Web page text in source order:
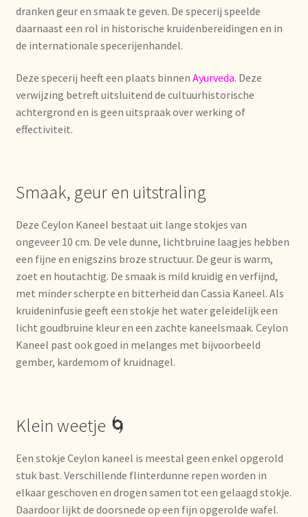
Mentions légales
Mijn Favorieten
Multilingualism
Newsletter
Newsletter
Notre vision du thé
Online shop
Onlineshop
Onze visie op thee
dranken geur en smaak te geven. De specerij speelde
daarnaast een rol in historische kruidenbereidingen en in
de internationale specerijenhandel.
Deze specerij heeft een plaats binnen Ayurveda. Deze
verwijzing betreft uitsluitend de cultuurhistorische
achtergrond en is geen uitspraak over werking of
effectiviteit.
Smaak, geur en uitstraling
Deze Ceylon Kaneel bestaat uit lange stokjes van
ongeveer 10 cm. De vele dunne, lichtbruine laagjes hebben
een fijne en enigszins broze structuur. De geur is warm,
zoet en houtachtig. De smaak is mild kruidig en verfijnd,
met minder scherpte en bitterheid dan Cassia Kaneel. Als
kruideninfusie geeft een stokje het water geleidelijk een
licht goudbruine kleur en een zachte kaneelsmaak. Ceylon
Kaneel past ook goed in melanges met bijvoorbeeld
gember, kardemom of kruidnagel.
Klein weetje 🌀
Een stokje Ceylon kaneel is meestal geen enkel opgerold
stuk bast. Verschillende flinterdunne repen worden in
elkaar geschoven en drogen samen tot een gelaagd stokje.
Daardoor lijkt de doorsnede op een fijn opgerolde wafel.